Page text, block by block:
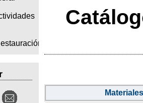
Materiales